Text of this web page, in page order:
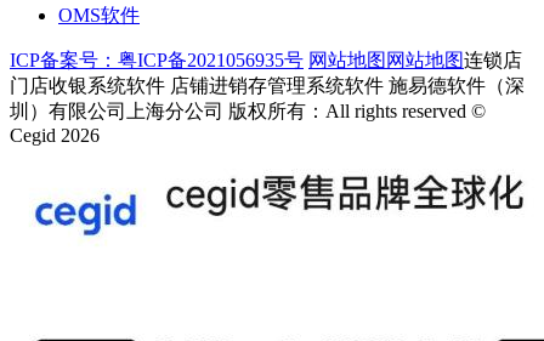
OMS软件
ICP备案号：粤ICP备2021056935号 网站地图 网站地图连锁店
门店收银系统软件 店铺进销存管理系统软件 施易德软件（深
圳）有限公司上海分公司 版权所有：All rights reserved ©
Cegid 2026